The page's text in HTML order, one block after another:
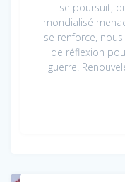
se poursuit,
mondialisé
se renforce,
de réflexion
guerre.